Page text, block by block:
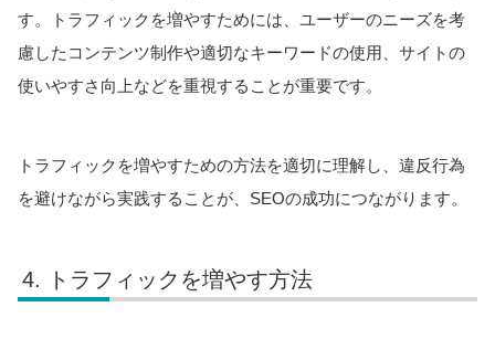
す。トラフィックを増やすためには、ユーザーのニーズを考
慮したコンテンツ制作や適切なキーワードの使用、サイトの
使いやすさ向上などを重視することが重要です。
トラフィックを増やすための方法を適切に理解し、違反行為
を避けながら実践することが、SEOの成功につながります。
トラフィックを増やす方法